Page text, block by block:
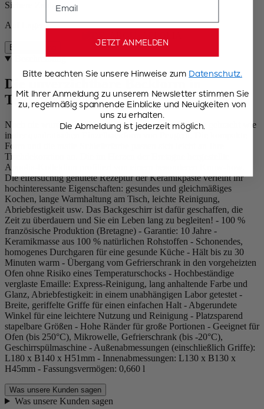
Sichere Zahlung
Auf Lager
Beschreibung
Beschreibung
Die unverzichtbare Backform in
Tellergröße
Noch nie wurden Ihre Hausrezepte so gut zur Geltung gebracht wie
in der quadratischen Einzelbackform von Peugeot. Die kompakte
Form und die matte Schieferfarbe passen sich leicht an Ihre
Tischdekoration an. Die im Herzen der Bretagne hergestellte
Appolia-Kollektion profitiert von einem besonderen Know-how.
Die eifersüchtig gehütete Rezeptur der Keramikpaste verleiht ihr
hochinteressante Eigenschaften: gesundes und gleichmäßiges
Kochen, lange Warmhaltung am Tisch, leichte Reinigung,
Abriebfestigkeit usw. Das Backgeschirr ist dafür geschaffen, die
Zeit zu überdauern und Sie ein Leben lang zu begleiten! - 100 %
französische Produktion (Bretagne) - Garantie: 10 Jahre -
Keramikmasse aus 100 % natürlichen Rohstoffen - Schonendes,
homogenes Durchgaren für eine gesunde Küche - Hält bis zu 30
Minuten warm - Übergang vom Gefrierschrank in den vorgeheizten
Ofen ohne Risiko eines Temperaturschocks - Hochbeständige
verglaste Emaille: Express-Reinigung, lang anhaltende Farbe und
Glanz, Abriebfestigkeit: in einem unabhängigen Labor getestet -
Breite, geriffelte Griffe für einen einfachen Halt - Abgerundete
Winkel für eine leichtere Nutzung und Reinigung - Platzsparend
stapelbare Größen - Hohe Ränder für große Portionen - Geeignet für
Ofen (bis 250°C), Mikrowelle, Gefrierschrank (bis -20°C),
Geschirrspülmaschine - Außenabmessungen (einschließlich Griffe):
L180 x B140 x H51mm - Innenabmessungen: L130 x B130 x
H45mm - Fassungsvermögen: 0,660 l
Was unsere Kunden sagen
Was unsere Kunden sagen
JETZT ANMELDEN
Bitte beachten Sie unsere Hinweise zum Datenschutz.
Mit Ihrer Anmeldung zu unserem Newsletter stimmen Sie
zu, regelmäßig spannende Einblicke und Neuigkeiten von
uns zu erhalten.
Die Abmeldung ist jederzeit möglich.